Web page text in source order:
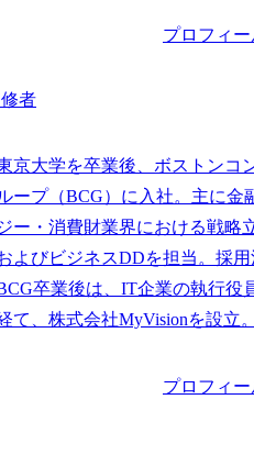
プロフィ
者
京大学を卒業後、ボストンコ
ープ（BCG）に入社。主に金
ー・消費財業界における戦略
よびビジネスDDを担当。採用
卒業後は、IT企業の執行役
プロフィ